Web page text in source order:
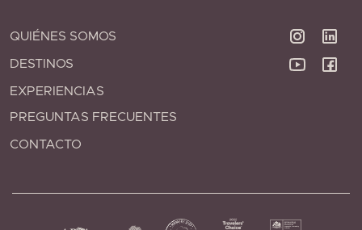
QUIÉNES SOMOS
DESTINOS
EXPERIENCIAS
PREGUNTAS FRECUENTES
CONTACTO